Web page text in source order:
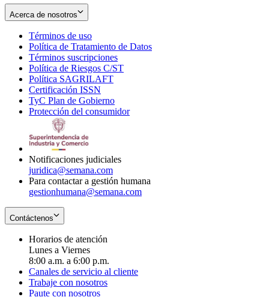
Acerca de nosotros
Términos de uso
in
new
window
Política de Tratamiento de Datos
Términos suscripciones
in
Política de Riesgos C/ST
Política SAGRILAFT
new
window
Certificación ISSN
in
new
TyC Plan de Gobierno
in
Protección del consumidorOpens
Notificaciones judiciales
juridica@semana.com
Para contactar a gestión humana
gestionhumana@semana.com
Contáctenos
Horarios de atención
Lunes a Viernes
8:00 a.m. a 6:00 p.m.
Canales de servicio al cliente
Trabaje con nosotros
Paute con nosotros